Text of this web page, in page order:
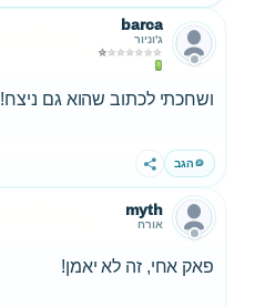
barca
ג'וניור
ושחכתי לכתוב שהוא גם ניצח!
הגב שתף
myth
אורח
פאק אחי, זה לא יאמן!